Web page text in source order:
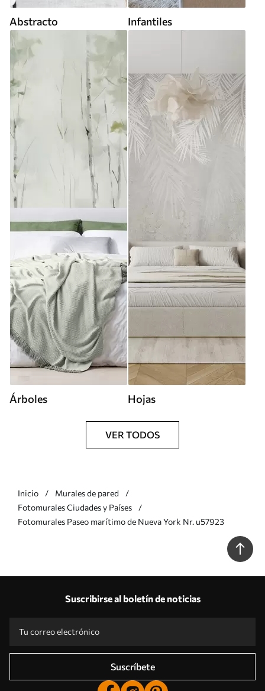
Abstracto Infantiles
Árboles Hojas
VER TODOS
Inicio
Murales de pared
Fotomurales Ciudades y Países
Fotomurales Paseo marítimo de Nueva York Nr. u57923
Suscribirse al boletín de noticias
Suscríbete